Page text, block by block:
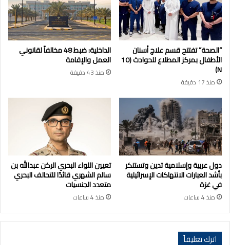
“الصحة” تفتتح قسم علاج أسنان
الأطفال بمركز المطلاع للحوادث (10
N)
منذ 17 دقيقة
الداخلية: ضبط 48 مخالفاً لقانوني
العمل والإقامة
منذ 43 دقيقة
دول عربية وإسلامية تدين وتستنكر
بأشد العبارات الانتهاكات الإسرائيلية
في غزة
منذ 4 ساعات
تعيين اللواء البحري الركن عبدالله بن
سالم الشهري قائدًا للتحالف البحري
متعدد الجنسيات
منذ 4 ساعات
اترك تعليقاً